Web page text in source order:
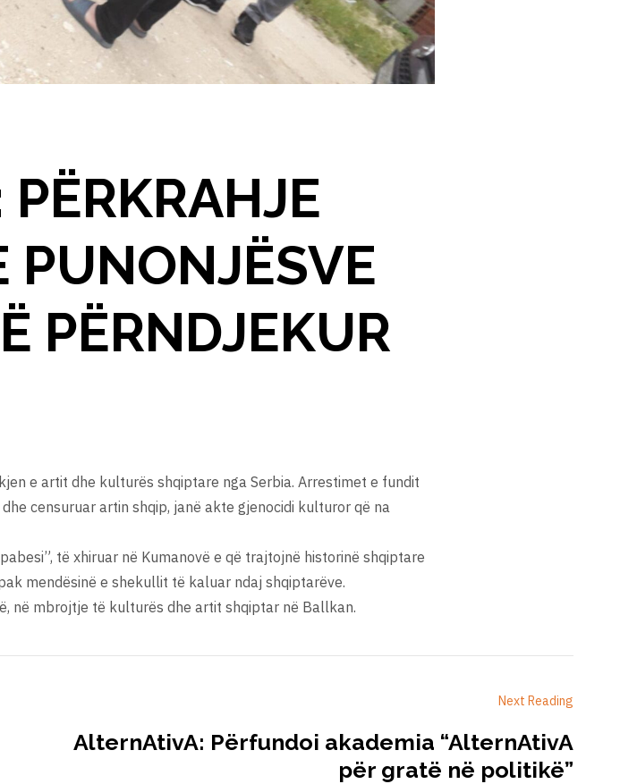
PUNONJËSVE
PËRNDJEKUR
e artit dhe kulturës shqiptare nga Serbia. Arrestimet e fundit
censuruar artin shqip, janë akte gjenocidi kulturor që na
të xhiruar në Kumanovë e që trajtojnë historinë shqiptare
mendësinë e shekullit të kaluar ndaj shqiptarëve.
në mbrojtje të kulturës dhe artit shqiptar në Ballkan.
Next Reading
AlternAtivA: Përfundoi akademia “AlternAtivA
për gratë në politikë”